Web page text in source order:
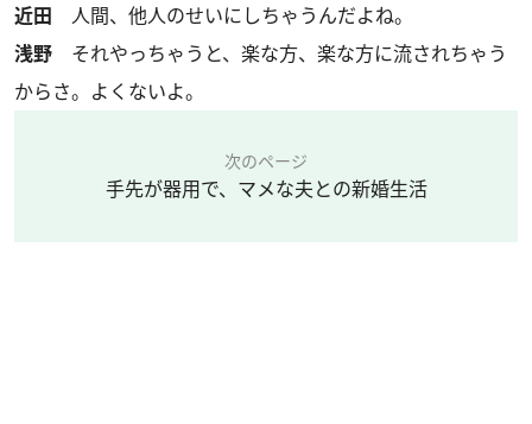
近田 人間、他人のせいにしちゃうんだよね。
浅野 それやっちゃうと、楽な方、楽な方に流されちゃう
からさ。よくないよ。
次のページ
手先が器用で、マメな夫との新婚生活